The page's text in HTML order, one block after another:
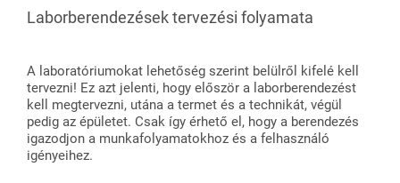
Laborberendezések tervezési folyamata
A laboratóriumokat lehetőség szerint belülről kifelé kell
tervezni! Ez azt jelenti, hogy először a laborberendezést
kell megtervezni, utána a termet és a technikát, végül
pedig az épületet. Csak így érhető el, hogy a berendezés
igazodjon a munkafolyamatokhoz és a felhasználó
igényeihez.